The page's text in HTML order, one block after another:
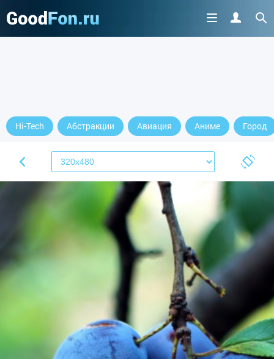
Hi-Tech Абстракции Авиация Аниме Город